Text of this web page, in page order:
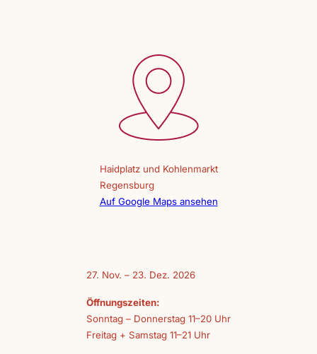
Haidplatz und Kohlenmarkt
Regensburg
Auf Google Maps ansehen
27. Nov. – 23. Dez. 2026
Öffnungszeiten:
Sonntag – Donnerstag 11–20 Uhr
Freitag + Samstag 11–21 Uhr